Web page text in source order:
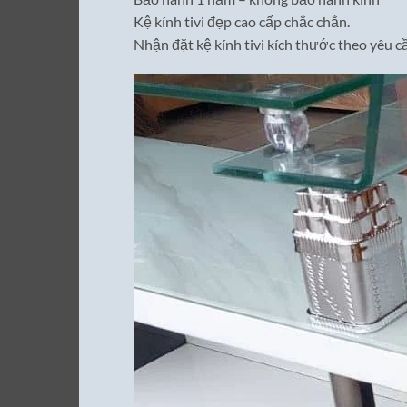
Kệ kính tivi đẹp cao cấp chắc chắn.
Nhận đặt kệ kính tivi kích thước theo yêu